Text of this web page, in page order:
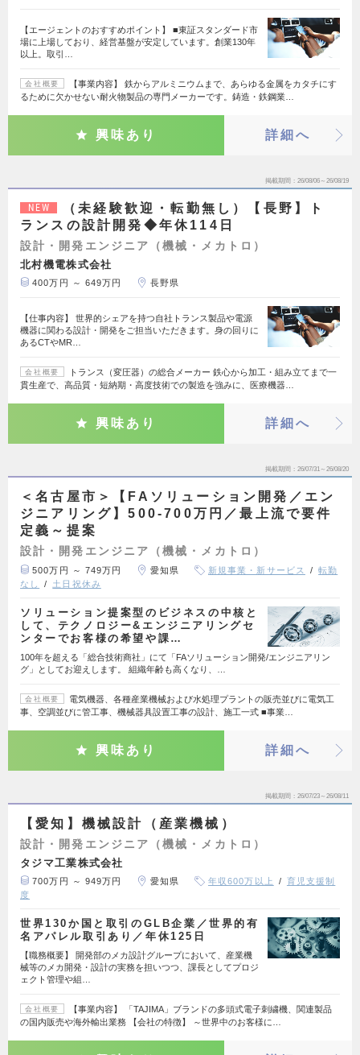
【エージェントのおすすめポイント】 ■東証スタンダード市
場に上場しており、経営基盤が安定しています。創業130年
以上。取引…
会社概要
【事業内容】 鉄からアルミニウムまで、あらゆる金属をカタチにす
るために欠かせない耐火物製品の専門メーカーです。鋳造・鉄鋼業…
興味あり 詳細へ
掲載期間 26/08/06～26/08/19
NEW
（未経験歓迎・転勤無し）【長野】ト
ランスの設計開発◆年休114日
設計・開発エンジニア（機械・メカトロ）
北村機電株式会社
400万円 ～ 649万円 長野県
【仕事内容】 世界的シェアを持つ自社トランス製品や電源
機器に関わる設計・開発をご担当いただきます。身の回りに
あるCTやMR…
会社概要
トランス（変圧器）の総合メーカー 鉄心から加工・組み立てまで一
貫生産で、高品質・短納期・高度技術での製造を強みに、医療機器…
興味あり 詳細へ
掲載期間 26/07/31～26/08/20
＜名古屋市＞【FAソリューション開発／エン
ジニアリング】500-700万円／最上流で要件
定義～提案
設計・開発エンジニア（機械・メカトロ）
500万円 ～ 749万円 愛知県 新規事業・新サービス
転勤
なし
土日祝休み
ソリューション提案型のビジネスの中核と
して、テクノロジー&エンジニアリングセ
ンターでお客様の希望や課…
100年を超える「総合技術商社」にて「FAソリューション開発/エンジニアリン
グ」としてお迎えします。 組織年齢も高くなり、…
会社概要
電気機器、各種産業機械および水処理プラントの販売並びに電気工
事、空調並びに管工事、機械器具設置工事の設計、施工一式 ■事業…
興味あり 詳細へ
掲載期間 26/07/23～26/08/11
【愛知】機械設計（産業機械）
設計・開発エンジニア（機械・メカトロ）
タジマ工業株式会社
700万円 ～ 949万円 愛知県 年収600万以上
育児支援制
度
世界130か国と取引のGLB企業／世界的有
名アパレル取引あり／年休125日
【職務概要】 開発部のメカ設計グループにおいて、産業機
械等のメカ開発・設計の実務を担いつつ、課長としてプロジ
ェクト管理や組…
会社概要
【事業内容】 「TAJIMA」ブランドの多頭式電子刺繍機、関連製品
の国内販売や海外輸出業務 【会社の特徴】 ～世界中のお客様に…